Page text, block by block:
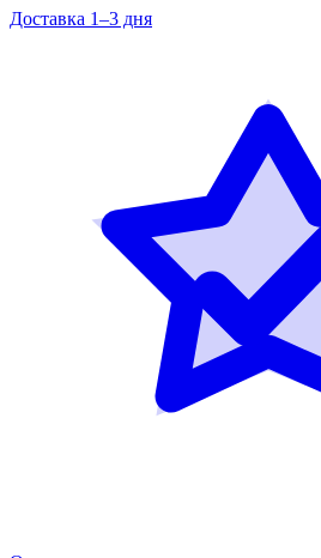
Доставка 1–3 дня